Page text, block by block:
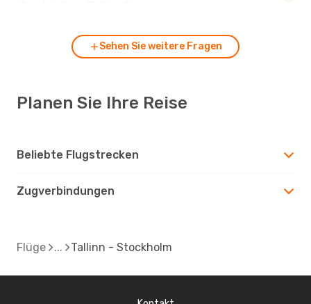
Sehen Sie weitere Fragen
Planen Sie Ihre Reise
Beliebte Flugstrecken
Zugverbindungen
Flüge Tallinn - Stockholm